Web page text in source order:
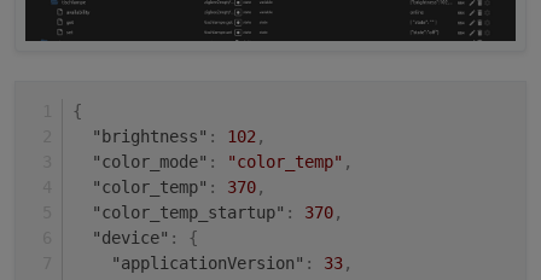
{
"brightness" : 102 ,
"color_mode" : "color_temp" ,
"color_temp" : 370,
"color_temp_startup" : 370,
"device" :
{
"applicationVersion" : 33,